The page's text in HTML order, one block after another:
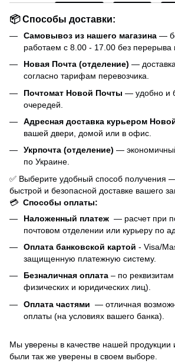
📦 Способы доставки:
Самовывоз из нашего магазина —
работаем с 8.00 - 17.00 без перерыва
Новая Почта (отделение) —
согласно тарифам перевозчика.
Почтомат Новой Почты — удобно и
очередей.
Адресная доставка курьером
вашей двери, домой или в офис.
Укрпочта (отделение) —
по Украине.
✅ Выберите удобный способ получения
быстрой и безопасной доставке вашего
💳 Способы оплаты:
Наложенный платеж — расчет при
почтовом отделении или курьеру по
Оплата банковской картой - Visa/
защищенную платежную систему.
Безналичная оплата – по
физических и юридических лиц).
Оплата частями — отличная
оплаты (на условиях вашего банка).
Мы уверены в качестве нашей продукции
были так же уверены в своем выборе.